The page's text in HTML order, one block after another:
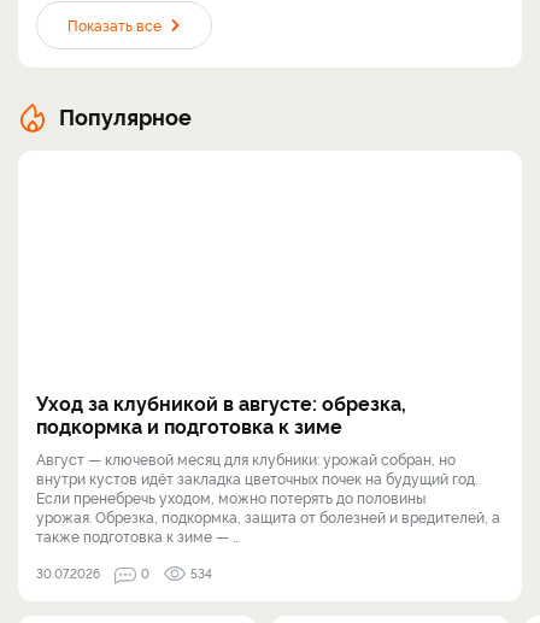
Показать все
Популярное
Уход за клубникой в августе: обрезка,
подкормка и подготовка к зиме
Август — ключевой месяц для клубники: урожай собран, но
внутри кустов идёт закладка цветочных почек на будущий год.
Если пренебречь уходом, можно потерять до половины
урожая. Обрезка, подкормка, защита от болезней и вредителей, а
также подготовка к зиме — ...
30.07.2026 0 534